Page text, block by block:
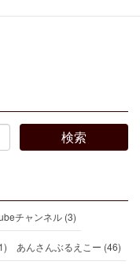
チャンネル (3)
あんさんぶるえこー (46)